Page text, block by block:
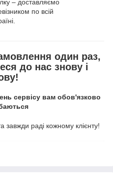
– доставляємо
по всій
один раз,
до нас знову і
сервісу вам обов'язково
раді кожному клієнту!